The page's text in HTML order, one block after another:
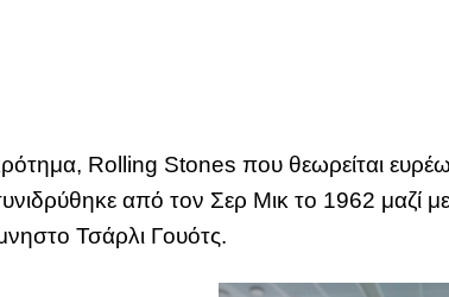
Rolling Stones που θεωρείται
από τον Σερ Μικ το 1962 μαζί
Τσάρλι Γουότς.